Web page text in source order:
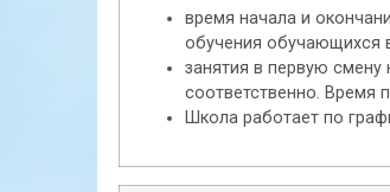
время начала и
обучения обучающихся
занятия в первую смену
соответственно. Время
Школа работает по